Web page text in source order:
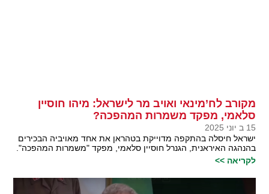
מקורב לח’מינאי ואויב מר לישראל: מיהו חוסיין
סלאמי, מפקד משמרות המהפכה?
15 ב יוני 2025
ישראל חיסלה בהתקפה מדוייקת בטהראן את אחד מאויביה הבכירים
בהנהגה האיראנית, הגנרל חוסיין סלאמי, מפקד "משמרות המהפכה".
לקריאה >>